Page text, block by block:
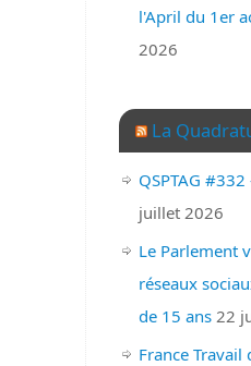
l'April du 1er
2026
La
QSPTAG
juillet 2026
Le Parlement
réseaux
de 15 ans 22
France